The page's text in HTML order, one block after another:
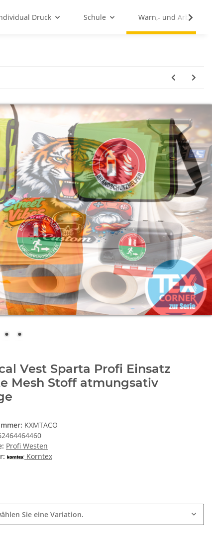
Druck Schule Warn,- und
Vest Sparta Profi Einsatz
Mesh Stoff atmungsativ
KXMTACO
Profi Westen
Korntex
Sie eine Variation.